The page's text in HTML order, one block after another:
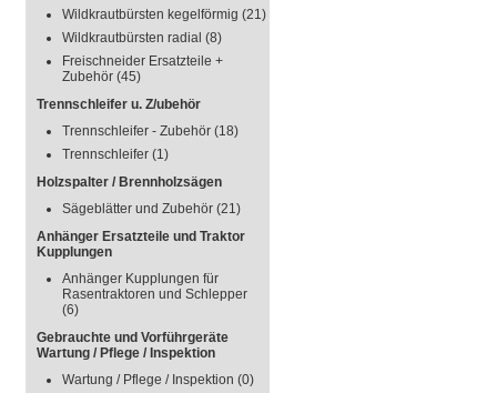
Wildkrautbürsten kegelförmig (21)
Wildkrautbürsten radial (8)
Freischneider Ersatzteile +
Zubehör (45)
Trennschleifer u. Z/ubehör
Trennschleifer - Zubehör (18)
Trennschleifer (1)
Holzspalter / Brennholzsägen
Sägeblätter und Zubehör (21)
Anhänger Ersatzteile und Traktor
Kupplungen
Anhänger Kupplungen für
Rasentraktoren und Schlepper
(6)
Gebrauchte und Vorführgeräte
Wartung / Pflege / Inspektion
Wartung / Pflege / Inspektion (0)